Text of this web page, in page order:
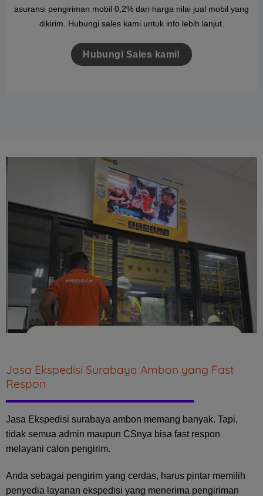
asuransi pengiriman mobil 0,2% dari harga nilai jual mobil yang
dikirim. Hubungi sales kami untuk info lebih lanjut.
Hubungi Sales kami!
Jasa Ekspedisi Surabaya Ambon yang Fast
Respon
Jasa Ekspedisi surabaya ambon memang banyak. Tapi,
tidak semua admin maupun CSnya bisa fast respon
melayani calon pengirim.
Anda sebagai pengirim yang cerdas, harus pintar memilih
penyedia layanan ekspedisi yang menerima pengiriman